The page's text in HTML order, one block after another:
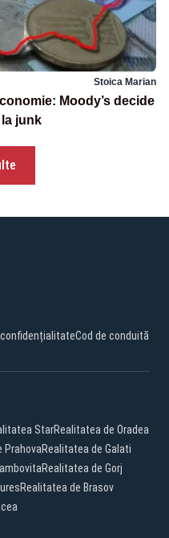
Stoica Marian
Moody’s decide
junk
Cod de conduită
StarRealitatea de Oradea
PrahovaRealitatea de Galati
Realitatea de Gorj
Realitatea de Brasov